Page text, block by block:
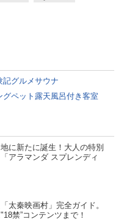
記グルメサウナ
グペット 露天風呂付き客室
に新たに誕生！大人の特別
アラマンダ スプレンディ
太秦映画村」完全ガイド。
禁”コンテンツまで！